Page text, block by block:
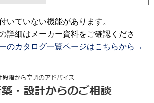
いていない機能があります。
詳細はメーカー資料をご確認くださ
のカタログ一覧ページはこちらから→